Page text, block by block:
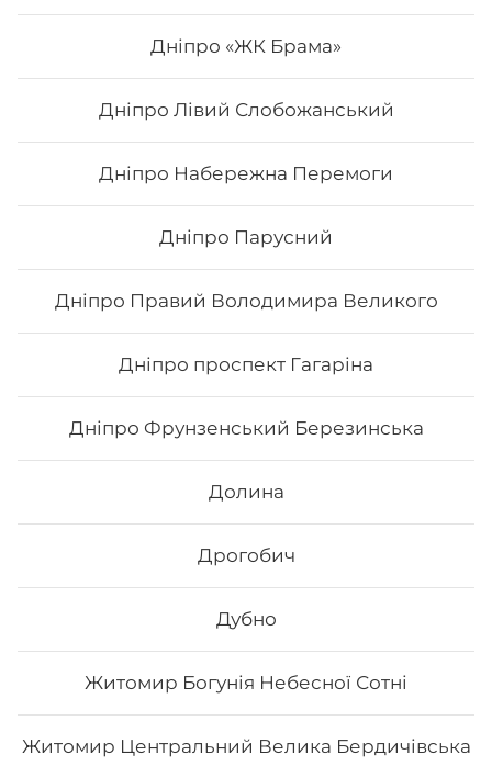
Дніпро «ЖК Брама»
Дніпро Лівий Слобожанський
Дніпро Набережна Перемоги
Дніпро Парусний
Дніпро Правий Володимира Великого
Дніпро проспект Гагаріна
Дніпро Фрунзенський Березинська
Долина
Дрогобич
Дубно
Житомир Богунія Небесної Сотні
Житомир Центральний Велика Бердичівська
Каліфорнія з копченим лососем
Вага: 265 г. Склад: норі, рис, копчений лосось,
159₴
Каліфорнія з лососем в кунжуті
Вага: 255 г Склад: норі, рис, лосось філе, авокадо,